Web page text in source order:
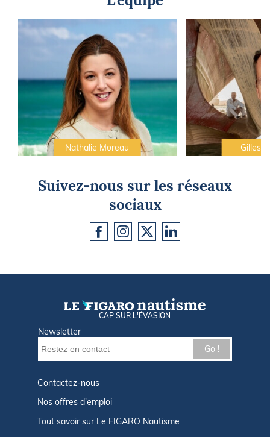
Nathalie Moreau Gilles
Suivez-nous sur les réseaux
sociaux
CAP SUR L'ÉVASION
Newsletter
Go !
Contactez-nous
Nos offres d'emploi
Tout savoir sur Le FIGARO Nautisme